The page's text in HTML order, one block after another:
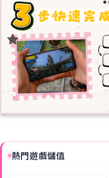
熱門遊戲儲值